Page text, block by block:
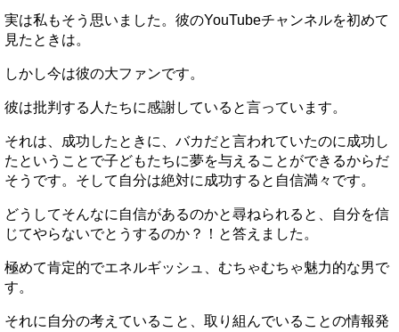
実は私もそう思いました。彼のYouTubeチャンネルを初めて
見たときは。
しかし今は彼の大ファンです。
彼は批判する人たちに感謝していると言っています。
それは、成功したときに、バカだと言われていたのに成功し
たということで子どもたちに夢を与えることができるからだ
そうです。そして自分は絶対に成功すると自信満々です。
どうしてそんなに自信があるのかと尋ねられると、自分を信
じてやらないでとうするのか？！と答えました。
極めて肯定的でエネルギッシュ、むちゃむちゃ魅力的な男で
す。
それに自分の考えていること、取り組んでいることの情報発